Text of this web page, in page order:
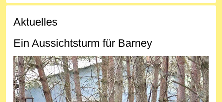
Aktuelles
Ein Aussichtsturm für Barney